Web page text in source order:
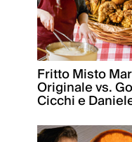
Fritto Misto
Originale vs.
Cicchi e